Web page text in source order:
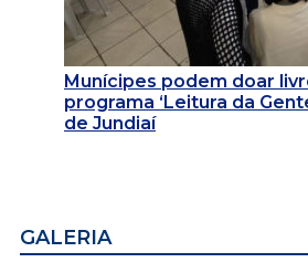
Munícipes podem doar
programa ‘Leitura da
de Jundiaí
GALERIA